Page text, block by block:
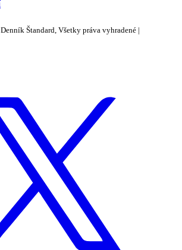
Denník Štandard, Všetky práva vyhradené |